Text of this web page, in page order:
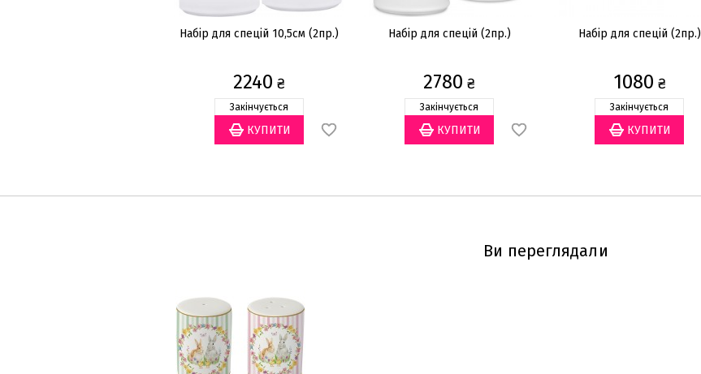
Набір для спецій 10,5см (2пр.)
2240 ₴
Закінчується
Набір для спецій (2пр.)
2780 ₴
Закінчується
Набір для спецій (2пр.)
1080 ₴
Закінчується
Ви переглядали